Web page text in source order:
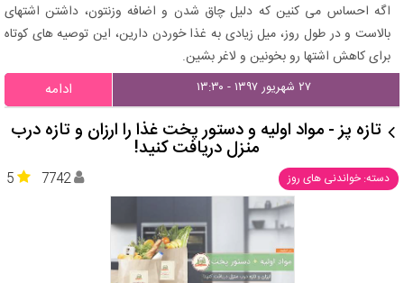
اگه احساس می کنین که دلیل چاق شدن و اضافه وزنتون، داشتن اشتهای
بالاست و در طول روز، میل زیادی به غذا خوردن دارین، این توصیه های کوتاه
برای کاهش اشتها رو بخونین و لاغر بشین.
۲۷ شهریور ۱۳۹۷ - ۱۳:۳۰ ادامه
تازه پز - مواد اولیه و دستور پخت غذا را ارزان و تازه درب
منزل دریافت کنید!
دسته: خواندنی های روز 5 7742